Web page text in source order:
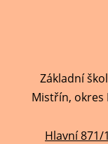
Základní
Mistřín, okres
Hlavní 871/